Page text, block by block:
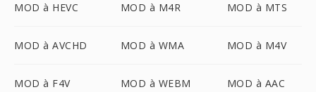
MOD à HEVC MOD à M4R MOD à MTS
MOD à AVCHD MOD à WMA MOD à M4V
MOD à F4V MOD à WEBM MOD à AAC